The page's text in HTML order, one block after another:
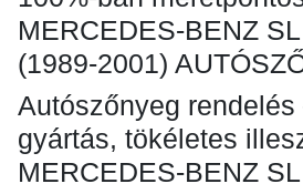
MERCEDES-BENZ
(1989-2001)
Autószőnyeg rendelés
gyártás, tökéletes
MERCEDES-BENZ